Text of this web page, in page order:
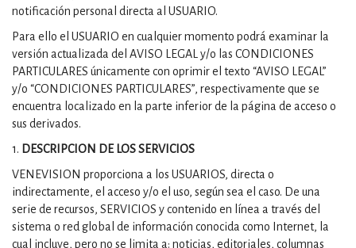
notificación personal directa al USUARIO.
Para ello el USUARIO en cualquier momento podrá examinar la
versión actualizada del AVISO LEGAL y/o las CONDICIONES
PARTICULARES únicamente con oprimir el texto “AVISO LEGAL”
y/o “CONDICIONES PARTICULARES”, respectivamente que se
encuentra localizado en la parte inferior de la página de acceso o
sus derivados.
1. DESCRIPCION DE LOS SERVICIOS
VENEVISION proporciona a los USUARIOS, directa o
indirectamente, el acceso y/o el uso, según sea el caso. De una
serie de recursos, SERVICIOS y contenido en línea a través del
sistema o red global de información conocida como Internet, la
cual incluye, pero no se limita a: noticias, editoriales, columnas